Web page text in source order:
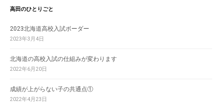
高田のひとりごと
2023北海道高校入試ボーダー
2023年3月4日
北海道の高校入試の仕組みが変わります
2022年6月20日
成績が上がらない子の共通点①
2022年4月23日